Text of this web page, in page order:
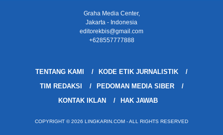
Graha Media Center,
Jakarta - Indonesia
editorekbis@gmail.com
+628557777888
TENTANG KAMI
KODE ETIK JURNALISTIK
TIM REDAKSI
PEDOMAN MEDIA SIBER
KONTAK IKLAN
HAK JAWAB
COPYRIGHT © 2026 LINGKARIN.COM - ALL RIGHTS RESERVED